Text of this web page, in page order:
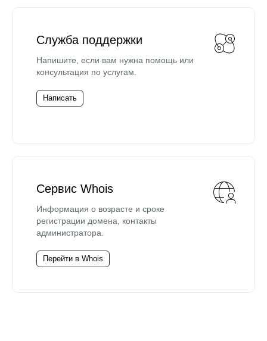
Служба поддержки
Напишите, если вам нужна помощь или
консультация по услугам.
Написать
Сервис Whois
Информация о возрасте и сроке
регистрации домена, контакты
администратора.
Перейти в Whois